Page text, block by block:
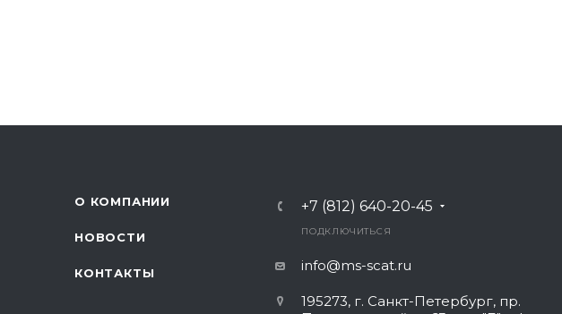
О КОМПАНИИ
НОВОСТИ
КОНТАКТЫ
+7 (812) 640-20-45
ПОДКЛЮЧИТЬСЯ
info@ms-scat.ru
195273, г. Санкт-Петербург, пр.